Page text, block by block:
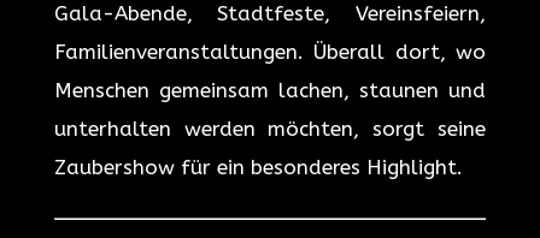
Gala-Abende, Stadtfeste, Vereinsfeiern,
Familienveranstaltungen. Überall dort, wo
Menschen gemeinsam lachen, staunen und
unterhalten werden möchten, sorgt seine
Zaubershow für ein besonderes Highlight.